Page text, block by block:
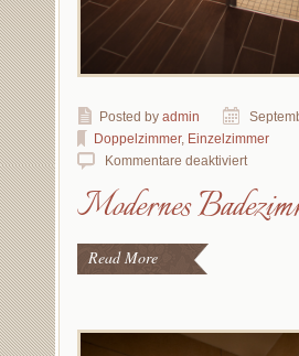
Posted by admin
Doppelzimmer, Einzelzimmer
Kommentare deaktiviert
Modernes
Read More